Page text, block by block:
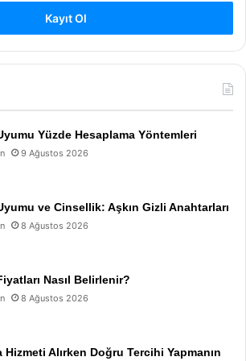
Kayıt Ol
Yüzde Hesaplama Yöntemleri
9 Ağustos 2026
ve Cinsellik: Aşkın Gizli Anahtarları
8 Ağustos 2026
Nasıl Belirlenir?
8 Ağustos 2026
Hizmeti Alırken Doğru Tercihi Yapmanın